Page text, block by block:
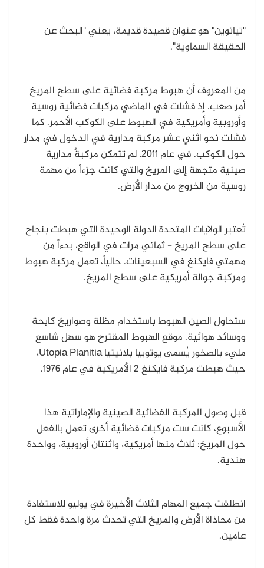
"تيانوين" هو عنوان قصيدة قديمة، يعني "البحث عن
الحقيقة السماوية".
من المعروف أن هبوط مركبة فضائية على سطح المريخ
أمر صعب. إذ فشلت في الماضي مركبات فضائية روسية
وأوروبية وأمريكية في الهبوط على الكوكب الأحمر. كما
فشلت نحو اثني عشر مركبة مدارية في الدخول في مدارٍ
حول الكوكب. في عام 2011، لم تتمكن مركبةٌ مدارية
صينية متجهة إلى المريخ والتي كانت جزءاً من مهمة
روسية من الخروج من مدار الأرض.
تُعتبر الولايات المتحدة الدولة الوحيدة التي هبطت بنجاح
على سطح المريخ - ثماني مرات في الواقع، بدءاً من
مهمتي فايكنغ في السبعينات. حالياً، تعمل مركبة هبوط
ومركبة جوالة أمريكية على سطح المريخ.
ستحاول الصين الهبوط باستخدام مظلة وصواريخ كابحة
ووسائد هوائية. موقع الهبوط المقترح هو سهل شاسع
مليء بالصخور يُسمى يوتوبيا بلانيتيا Utopia Planitia،
حيث هبطت مركبة فايكنغ 2 الأمريكية في عام 1976.
قبل وصول المركبة الفضائية الصينية والإماراتية هذا
الأسبوع، كانت ست مركبات فضائية أخرى تعمل بالفعل
حول المريخ: ثلاث منها أمريكية، واثنتان أوروبية، وواحدة
هندية.
انطلقت جميع المهام الثلاث الأخيرة في يوليو للاستفادة
من محاذاة الأرض والمريخ التي تحدث مرة واحدة فقط كل
عامين.